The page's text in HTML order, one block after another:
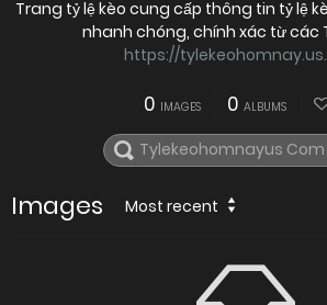
Trang tỷ lệ kèo cung cấp thông tin tỷ lệ
nhanh chóng, chính xác từ các
https://
0 IMAGES 0 ALBUMS
Images Most recent